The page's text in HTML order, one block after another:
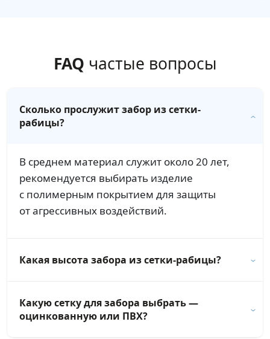
FAQ частые вопросы
Сколько прослужит забор из сетки-
рабицы?
В среднем материал служит около 20 лет,
рекомендуется выбирать изделие
с полимерным покрытием для защиты
от агрессивных воздействий.
Какая высота забора из сетки-рабицы?
Какую сетку для забора выбрать —
оцинкованную или ПВХ?